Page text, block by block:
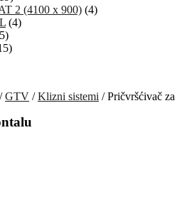
2 (4100 x 900) (4)
(4)
/GTV /Klizni sistemi / Pričvršćivač za